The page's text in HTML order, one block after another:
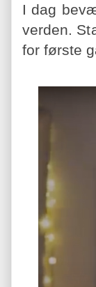
I dag
verden.
for første